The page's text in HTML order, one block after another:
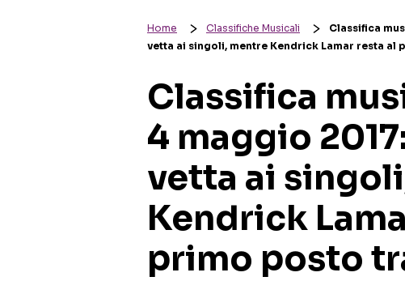
Home Classifiche Musicali
Classifica
vetta ai singoli, mentre Kendrick Lamar resta al
Classifica
4 maggio
vetta ai
Kendrick
primo posto